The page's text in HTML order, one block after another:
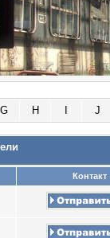
G H J
Контакт